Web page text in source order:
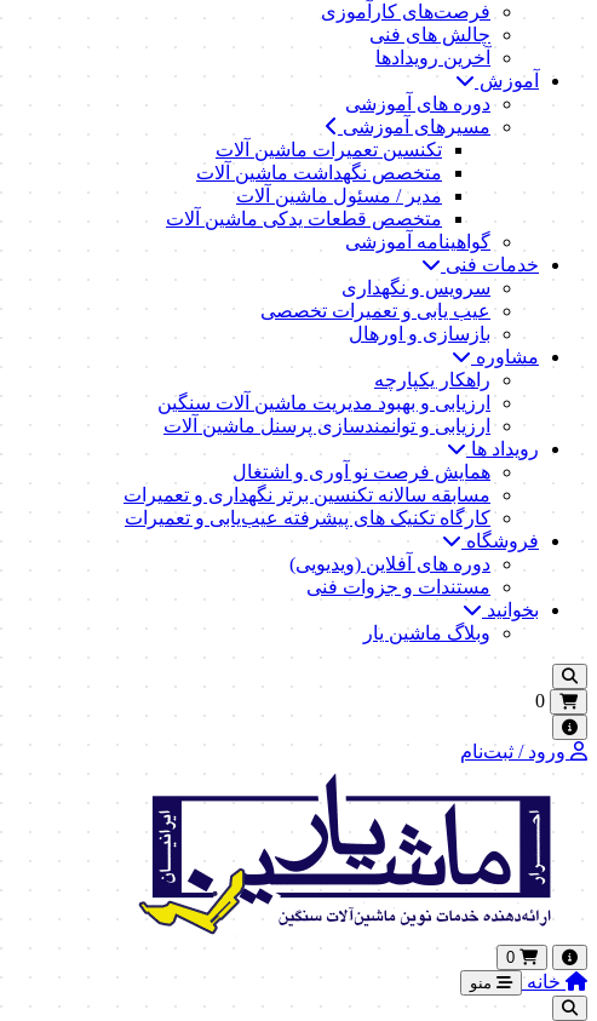
فرصت‌های کارآموزی
چالش های فنی
آخرین رویدادها
آموزش
دوره های آموزشی
مسیرهای آموزشی
تکنسین تعمیرات ماشین آلات
متخصص نگهداشت ماشین آلات
مدیر / مسئول ماشین آلات
متخصص قطعات یدکی ماشین آلات
گواهینامه آموزشی
خدمات فنی
سرویس و نگهداری
عیب یابی و تعمیرات تخصصی
بازسازی و اورهال
مشاوره
راهکار یکپارچه
ارزیابی و بهبود مدیریت ماشین آلات سنگین
ارزیابی و توانمندسازی پرسنل ماشین آلات
رویداد ها
همایش فرصت نو آوری و اشتغال
مسابقه سالانه تکنسین برتر نگهداری و تعمیرات
کارگاه تکنیک‌ های پیشرفته عیب‌یابی و تعمیرات
فروشگاه
دوره های آفلاین (ویدیویی)
مستندات و جزوات فنی
بخوانید
وبلاگ ماشین یار
0
ورود / ثبت‌نام
0
خانه منو